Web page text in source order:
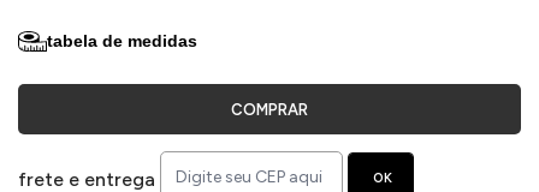
tabela de medidas
COMPRAR
frete e entrega OK